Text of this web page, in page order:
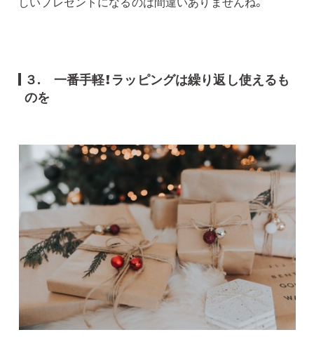
３. 一番手軽！ラッピングは繰り返し使えるも
のを